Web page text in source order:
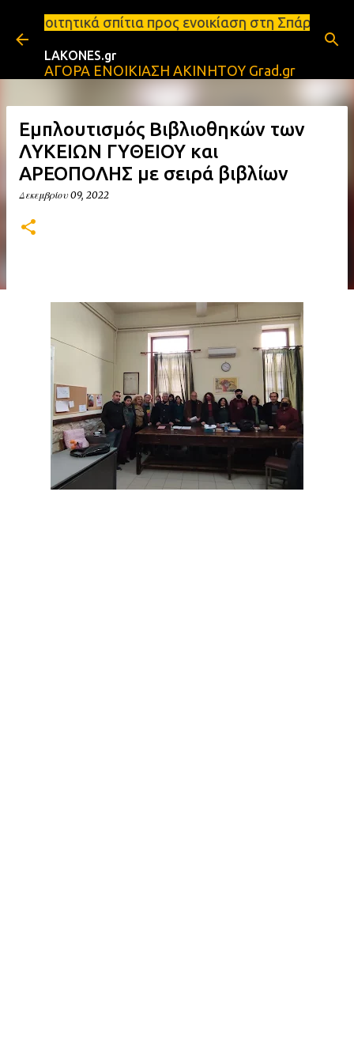
Μετάβαση στο κύριο περιεχόμενο
προς ενοικίαση στη Σπάρτη Ενοικιάσεις
LAKONES.gr
ΑΓΟΡΑ ΕΝΟΙΚΙΑΣΗ ΑΚΙΝΗΤΟΥ Grad.gr
Εμπλουτισμός Βιβλιοθηκών των
ΛΥΚΕΙΩΝ ΓΥΘΕΙΟΥ και
ΑΡΕΟΠΟΛΗΣ με σειρά βιβλίων
Δεκεμβρίου 09, 2022